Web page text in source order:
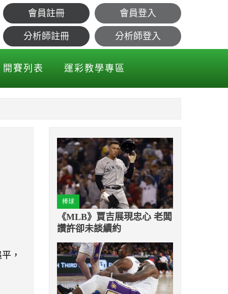
會員註冊 會員登入
分析師註冊 分析師登入
開賽列表 運彩教學專區
，
棒球
《MLB》賈吉展現忠心 老闆
讚許卻未談續約